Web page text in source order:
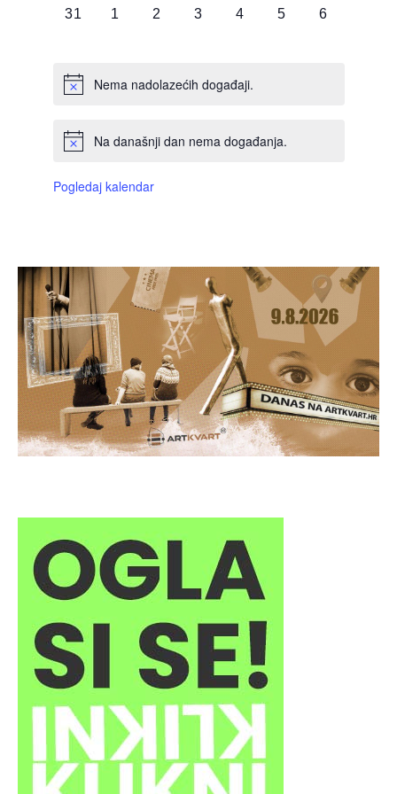
0
31
0
1
0
2
0
3
0
4
0
5
0
6
Nema nadolazećih događaji.
Na današnji dan nema događanja.
Pogledaj kalendar